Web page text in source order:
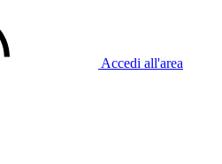
Accedi all'area